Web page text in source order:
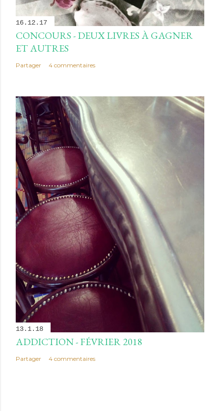
16.12.17
CONCOURS - DEUX LIVRES À GAGNER
ET AUTRES
Partager 4 commentaires
13.1.18
ADDICTION - FÉVRIER 2018
Partager 4 commentaires